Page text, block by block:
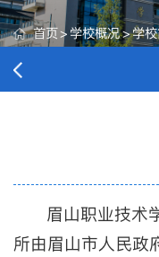
首页> 学校概况>学
眉山职业技术
所由眉山市人民政